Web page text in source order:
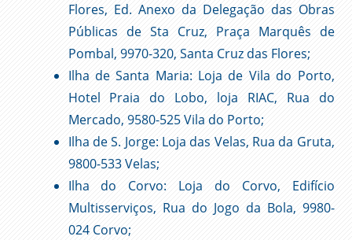
Flores, Ed. Anexo da Delegação das Obras
Públicas de Sta Cruz, Praça Marquês de
Pombal, 9970-320, Santa Cruz das Flores;
Ilha de Santa Maria: Loja de Vila do Porto,
Hotel Praia do Lobo, loja RIAC, Rua do
Mercado, 9580-525 Vila do Porto;
Ilha de S. Jorge: Loja das Velas, Rua da Gruta,
9800-533 Velas;
Ilha do Corvo: Loja do Corvo, Edifício
Multisserviços, Rua do Jogo da Bola, 9980-
024 Corvo;